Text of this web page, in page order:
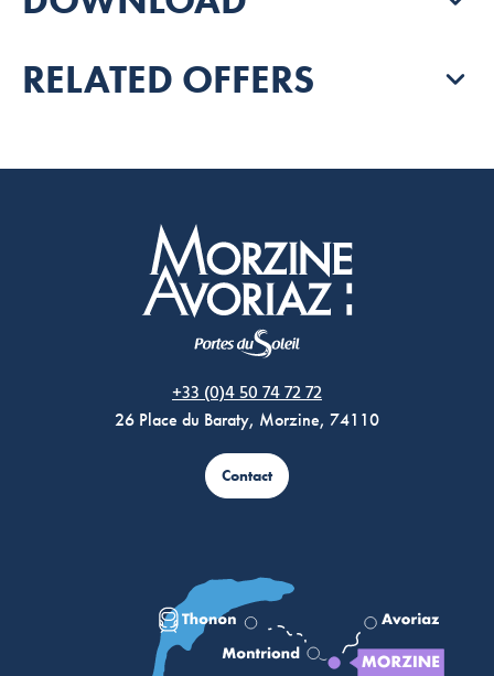
RELATED OFFERS
+33 (0)4 50 74 72 72
26 Place du Baraty, Morzine, 74110
Contact